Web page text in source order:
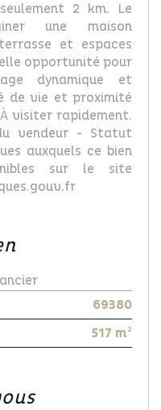
2 km. Le
une maison
et espaces
opportunité pour
dynamique et
de vie et proximité
visiter rapidement.
vendeur - Statut
auxquels ce bien
sur le site
69380
517 m²